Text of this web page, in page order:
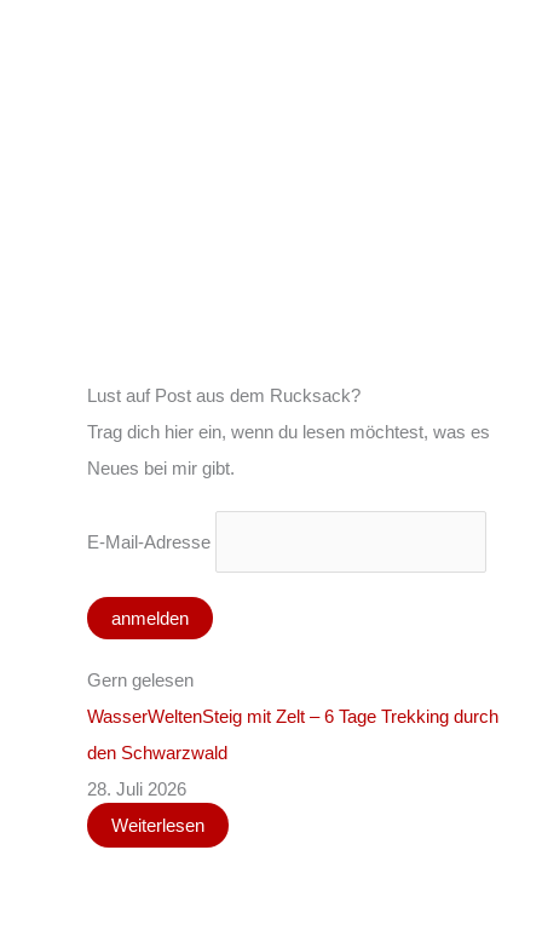
Lust auf Post aus dem Rucksack?
Trag dich hier ein, wenn du lesen möchtest, was es
Neues bei mir gibt.
E-Mail-Adresse
Gern gelesen
WasserWeltenSteig mit Zelt – 6 Tage Trekking durch
den Schwarzwald
28. Juli 2026
Weiterlesen